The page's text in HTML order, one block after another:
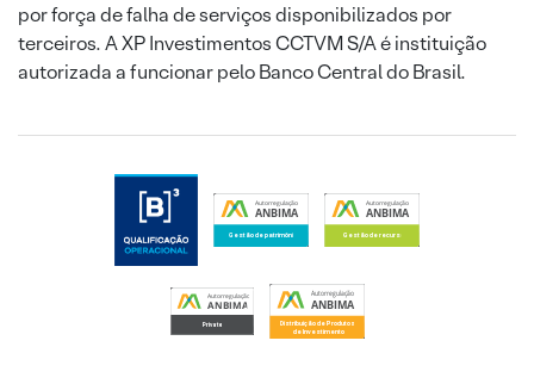
por força de falha de serviços disponibilizados por
terceiros. A XP Investimentos CCTVM S/A é instituição
autorizada a funcionar pelo Banco Central do Brasil.